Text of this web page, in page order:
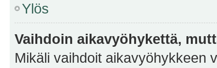
Ylös
Vaihdoin aikavyöhykettä,
Mikäli vaihdoit aikavyöhykkeen